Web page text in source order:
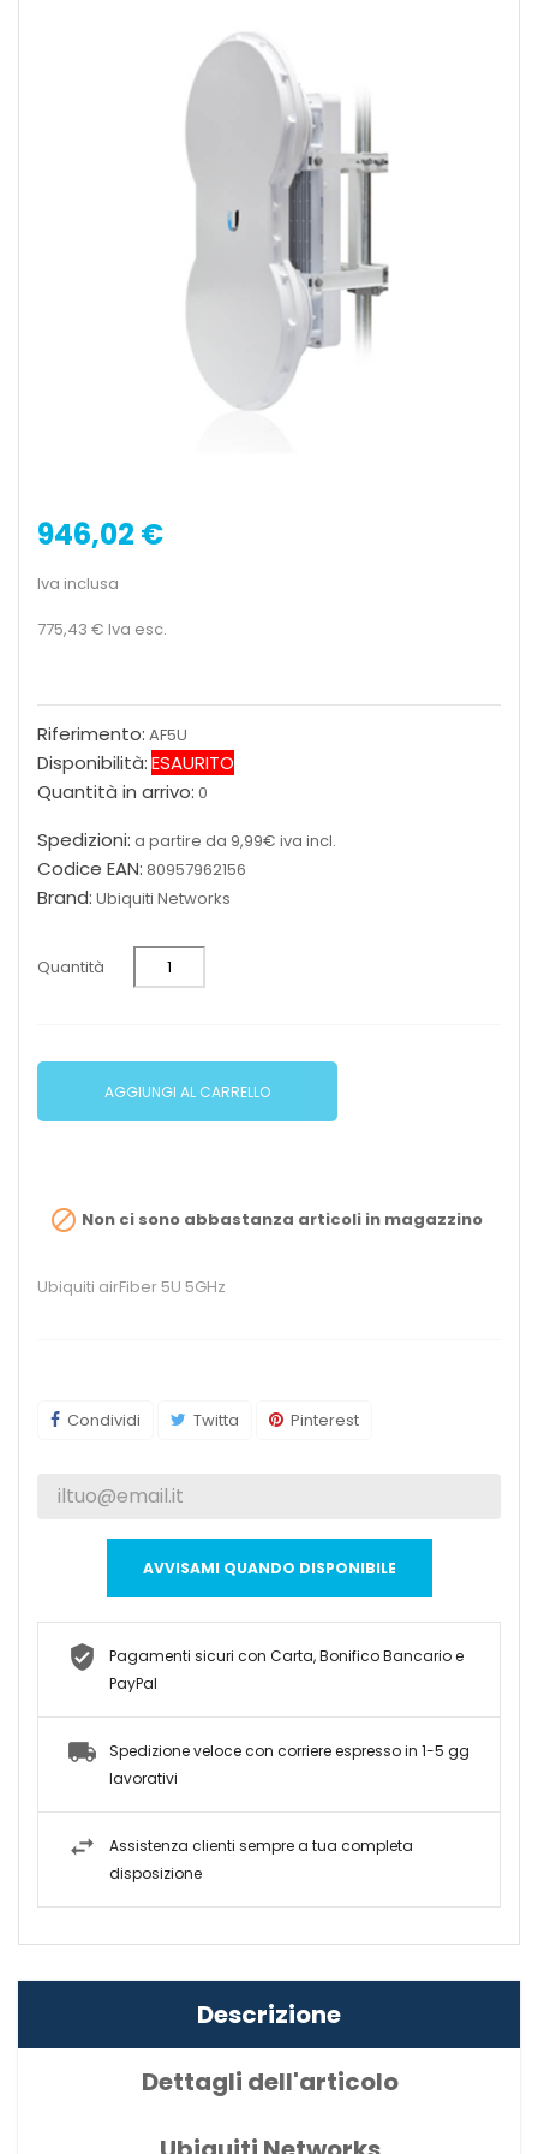
946,02 €
Iva inclusa
775,43 € Iva esc.
Riferimento: AF5U
Disponibilità:ESAURITO
Quantità in arrivo: 0
Spedizioni: a partire da 9,99€ iva incl.
Codice EAN: 80957962156
Brand: Ubiquiti Networks
Quantità
AGGIUNGI AL CARRELLO
 Non ci sono abbastanza articoli in magazzino
Ubiquiti airFiber 5U 5GHz
Condividi Twitta Pinterest
AVVISAMI QUANDO DISPONIBILE
Pagamenti sicuri con Carta, Bonifico Bancario e
PayPal
Spedizione veloce con corriere espresso in 1-5 gg
lavorativi
Assistenza clienti sempre a tua completa
disposizione
Descrizione
Dettagli dell'articolo